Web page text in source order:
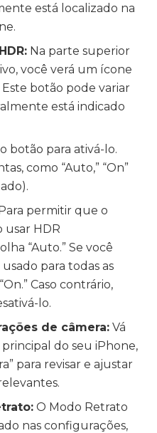
está localizado na
Na parte superior
você verá um ícone
botão pode variar
está indicado
botão para ativá-lo.
como “Auto,” “On”
permitir que o
usar HDR
“Auto.” Se você
para todas as
Caso contrário,
lo.
de câmera: Vá
do seu iPhone,
para revisar e ajustar
O Modo Retrato
nas configurações,